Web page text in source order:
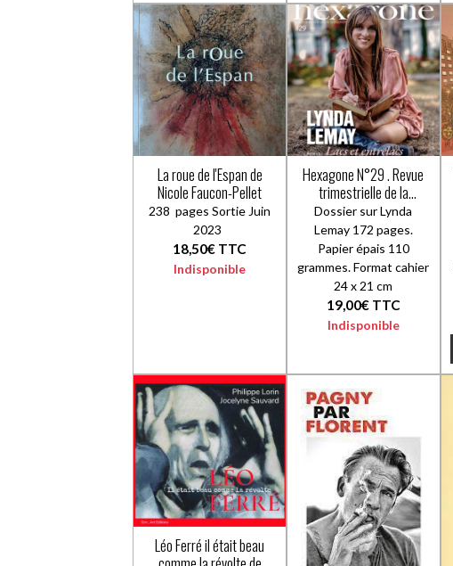
La roue de l'Espan de
Nicole Faucon-Pellet
238 pages Sortie Juin
2023
18,50€ TTC
Indisponible
Hexagone N°29 . Revue
trimestrielle de la
chanson
Dossier sur Lynda
Lemay 172 pages.
Papier épais 110
grammes. Format cahier
24 x 21 cm
19,00€ TTC
Indisponible
Léo Ferré il était beau